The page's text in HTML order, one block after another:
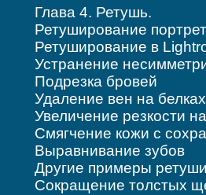
Глава 4. Ретушь.
Ретуширование
Ретуширование в
Устранение
Подрезка бровей
Удаление вен на
Увеличение резкости
Смягчение кожи с
Выравнивание зубов
Другие примеры
Сокращение толстых